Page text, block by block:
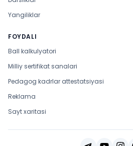
Yangiliklar
FOYDALI
Ball kalkulyatori
Milliy sertifikat sanalari
Pedagog kadrlar attestatsiyasi
Reklama
Sayt xaritasi